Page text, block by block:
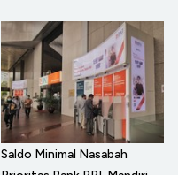
Saldo Minimal Nasabah